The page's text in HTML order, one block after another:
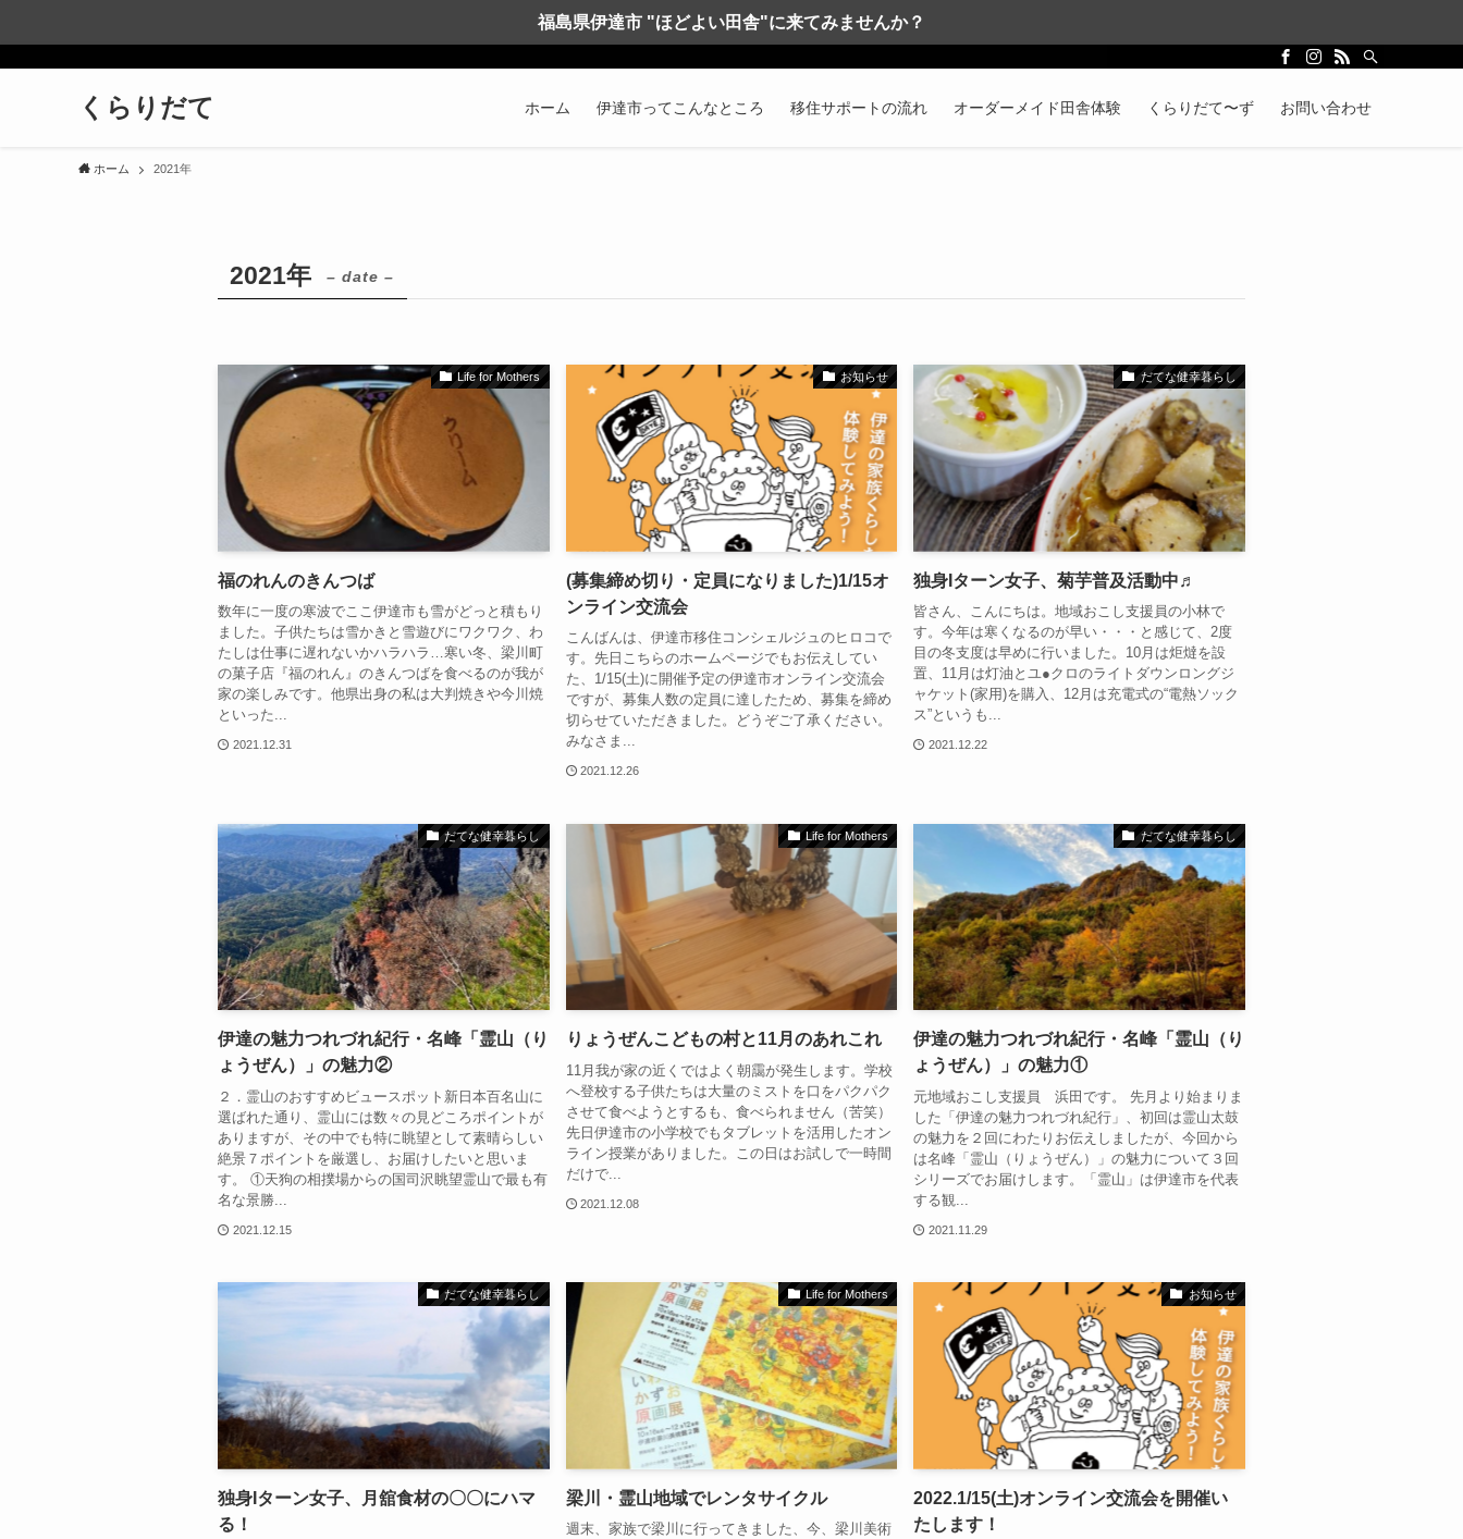
福島県伊達市 "ほどよい田舎"に来てみませんか？
くらりだて ホーム 伊達市ってこんなところ 移住サポートの流れ オーダーメイド田舎体験 くらりだて〜ず お問い合わせ
ホーム 2021年
2021年 – date –
Life for Mothers
福のれんのきんつば
数年に一度の寒波でここ伊達市も雪がどっと積もり
ました。子供たちは雪かきと雪遊びにワクワク、わ
たしは仕事に遅れないかハラハラ…寒い冬、梁川町
の菓子店『福のれん』のきんつばを食べるのが我が
家の楽しみです。他県出身の私は大判焼きや今川焼
といった...
2021.12.31
お知らせ
(募集締め切り・定員になりました)1/15オ
ンライン交流会
こんばんは、伊達市移住コンシェルジュのヒロコで
す。先日こちらのホームページでもお伝えしてい
た、1/15(土)に開催予定の伊達市オンライン交流会
ですが、募集人数の定員に達したため、募集を締め
切らせていただきました。どうぞご了承ください。
みなさま...
2021.12.26
だてな健幸暮らし
独身Iターン女子、菊芋普及活動中♬
皆さん、こんにちは。地域おこし支援員の小林で
す。今年は寒くなるのが早い・・・と感じて、2度
目の冬支度は早めに行いました。10月は炬燵を設
置、11月は灯油とユ●クロのライトダウンロングジ
ャケット(家用)を購入、12月は充電式の“電熱ソック
ス”というも...
2021.12.22
だてな健幸暮らし
伊達の魅力つれづれ紀行・名峰「霊山（り
ょうぜん）」の魅力②
２．霊山のおすすめビュースポット新日本百名山に
選ばれた通り、霊山には数々の見どころポイントが
ありますが、その中でも特に眺望として素晴らしい
絶景７ポイントを厳選し、お届けしたいと思いま
す。 ①天狗の相撲場からの国司沢眺望霊山で最も有
名な景勝...
2021.12.15
Life for Mothers
りょうぜんこどもの村と11月のあれこれ
11月我が家の近くではよく朝靄が発生します。学校
へ登校する子供たちは大量のミストを口をパクパク
させて食べようとするも、食べられません（苦笑）
先日伊達市の小学校でもタブレットを活用したオン
ライン授業がありました。この日はお試しで一時間
だけで...
2021.12.08
だてな健幸暮らし
伊達の魅力つれづれ紀行・名峰「霊山（り
ょうぜん）」の魅力①
元地域おこし支援員 浜田です。 先月より始まりま
した「伊達の魅力つれづれ紀行」、初回は霊山太鼓
の魅力を２回にわたりお伝えしましたが、今回から
は名峰「霊山（りょうぜん）」の魅力について３回
シリーズでお届けします。「霊山」は伊達市を代表
する観...
2021.11.29
だてな健幸暮らし
独身Iターン女子、月舘食材の〇〇にハマ
る！
Life for Mothers
梁川・霊山地域でレンタサイクル
週末、家族で梁川に行ってきました、今、梁川美術
お知らせ
2022.1/15(土)オンライン交流会を開催い
たします！